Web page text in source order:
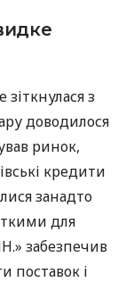
з
доводилося
ринок,
кредити
занадто
для
забезпечив
поставок і